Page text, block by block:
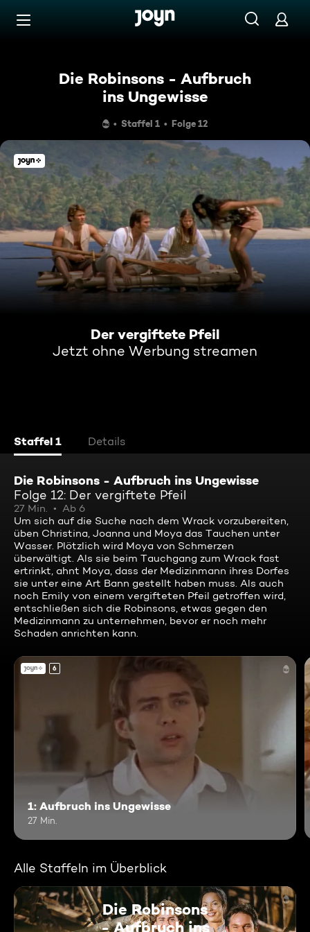
Zum Inhalt springen
Die Robinsons - Aufbruch
ins Ungewisse
Staffel 1 Folge 12
Der vergiftete Pfeil
Jetzt ohne Werbung streamen
Staffel 1 Details
Die Robinsons - Aufbruch ins Ungewisse
Folge 12: Der vergiftete Pfeil
27 Min.
Ab 6
Um sich auf die Suche nach dem Wrack vorzubereiten,
üben Christina, Joanna und Moya das Tauchen unter
Wasser. Plötzlich wird Moya von Schmerzen
überwältigt. Als sie beim Tauchgang zum Wrack fast
ertrinkt, ahnt Moya, dass der Medizinmann ihres Dorfes
sie unter eine Art Bann gestellt haben muss. Als auch
noch Emily von einem vergifteten Pfeil getroffen wird,
entschließen sich die Robinsons, etwas gegen den
Medizinmann zu unternehmen, bevor er noch mehr
Schaden anrichten kann.
6
1: Aufbruch ins Ungewisse
27 Min.
Alle Staffeln im Überblick
Die Robinsons
- Aufbruch ins